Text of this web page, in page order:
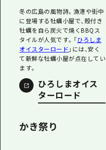
冬の広島の風物詩。漁港や街中
に登場する牡蠣小屋で、殻付き
牡蠣を自ら炭火で焼くBBQス
タイルが人気です。「ひろしま
オイスターロード 」には、安く
て新鮮な牡蠣小屋が点在してい
ます。
ひろしまオイス
ターロード
かき祭り